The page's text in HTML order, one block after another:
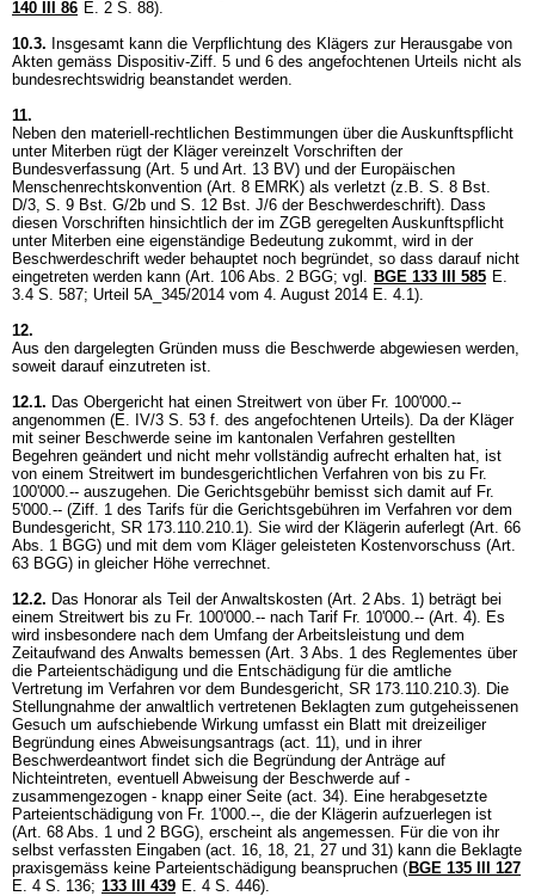
140 III 86 E. 2 S. 88).
10.3. Insgesamt kann die Verpflichtung des Klägers zur Herausgabe von
Akten gemäss Dispositiv-Ziff. 5 und 6 des angefochtenen Urteils nicht als
bundesrechtswidrig beanstandet werden.
11.
Neben den materiell-rechtlichen Bestimmungen über die Auskunftspflicht
unter Miterben rügt der Kläger vereinzelt Vorschriften der
Bundesverfassung (Art. 5 und Art. 13 BV) und der Europäischen
Menschenrechtskonvention (Art. 8 EMRK) als verletzt (z.B. S. 8 Bst.
D/3, S. 9 Bst. G/2b und S. 12 Bst. J/6 der Beschwerdeschrift). Dass
diesen Vorschriften hinsichtlich der im ZGB geregelten Auskunftspflicht
unter Miterben eine eigenständige Bedeutung zukommt, wird in der
Beschwerdeschrift weder behauptet noch begründet, so dass darauf nicht
eingetreten werden kann (Art. 106 Abs. 2 BGG; vgl. BGE 133 III 585 E.
3.4 S. 587; Urteil 5A_345/2014 vom 4. August 2014 E. 4.1).
12.
Aus den dargelegten Gründen muss die Beschwerde abgewiesen werden,
soweit darauf einzutreten ist.
12.1. Das Obergericht hat einen Streitwert von über Fr. 100'000.--
angenommen (E. IV/3 S. 53 f. des angefochtenen Urteils). Da der Kläger
mit seiner Beschwerde seine im kantonalen Verfahren gestellten
Begehren geändert und nicht mehr vollständig aufrecht erhalten hat, ist
von einem Streitwert im bundesgerichtlichen Verfahren von bis zu Fr.
100'000.-- auszugehen. Die Gerichtsgebühr bemisst sich damit auf Fr.
5'000.-- (Ziff. 1 des Tarifs für die Gerichtsgebühren im Verfahren vor dem
Bundesgericht, SR 173.110.210.1). Sie wird der Klägerin auferlegt (Art. 66
Abs. 1 BGG) und mit dem vom Kläger geleisteten Kostenvorschuss (Art.
63 BGG) in gleicher Höhe verrechnet.
12.2. Das Honorar als Teil der Anwaltskosten (Art. 2 Abs. 1) beträgt bei
einem Streitwert bis zu Fr. 100'000.-- nach Tarif Fr. 10'000.-- (Art. 4). Es
wird insbesondere nach dem Umfang der Arbeitsleistung und dem
Zeitaufwand des Anwalts bemessen (Art. 3 Abs. 1 des Reglementes über
die Parteientschädigung und die Entschädigung für die amtliche
Vertretung im Verfahren vor dem Bundesgericht, SR 173.110.210.3). Die
Stellungnahme der anwaltlich vertretenen Beklagten zum gutgeheissenen
Gesuch um aufschiebende Wirkung umfasst ein Blatt mit dreizeiliger
Begründung eines Abweisungsantrags (act. 11), und in ihrer
Beschwerdeantwort findet sich die Begründung der Anträge auf
Nichteintreten, eventuell Abweisung der Beschwerde auf -
zusammengezogen - knapp einer Seite (act. 34). Eine herabgesetzte
Parteientschädigung von Fr. 1'000.--, die der Klägerin aufzuerlegen ist
(Art. 68 Abs. 1 und 2 BGG), erscheint als angemessen. Für die von ihr
selbst verfassten Eingaben (act. 16, 18, 21, 27 und 31) kann die Beklagte
praxisgemäss keine Parteientschädigung beanspruchen ( BGE 135 III 127
E. 4 S. 136; 133 III 439 E. 4 S. 446).